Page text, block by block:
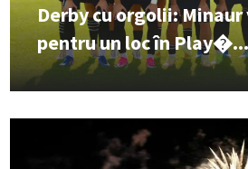
Derby cu orgolii:
pentru un loc în